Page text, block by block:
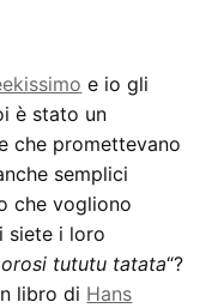
e io gli
è stato un
che promettevano
semplici
che vogliono
siete i loro
tututu tatata“?
libro di Hans